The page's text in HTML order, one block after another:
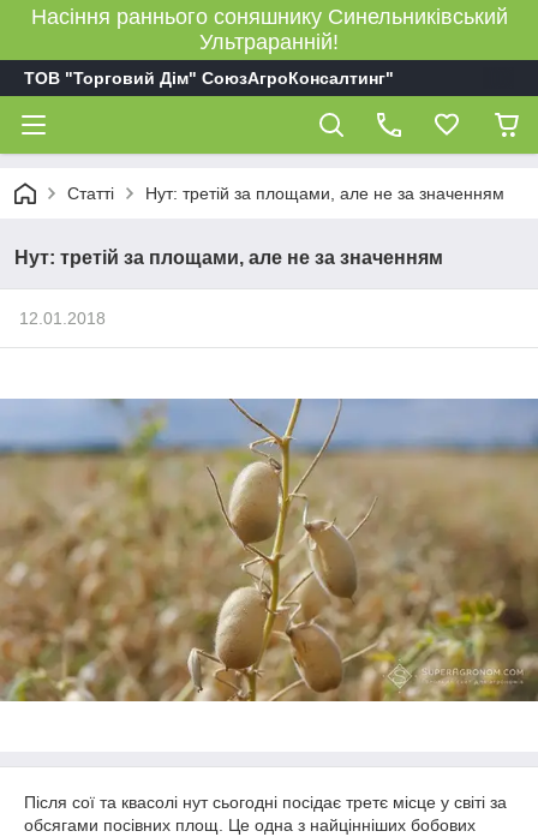
Насіння раннього соняшнику Синельниківський
Ультраранній!
ТОВ "Торговий Дім" СоюзАгроКонсалтинг"
Статті Нут: третій за площами, але не за значенням
Нут: третій за площами, але не за значенням
12.01.2018
Після сої та квасолі нут сьогодні посідає третє місце у світі за
обсягами посівних площ. Це одна з найцінніших бобових